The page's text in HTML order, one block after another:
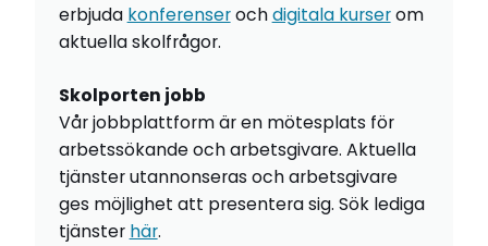
erbjuda konferenserochdigitala kurserom
aktuella skolfrågor.
Skolporten jobb
Vår jobbplattform är en mötesplats för
arbetssökande och arbetsgivare. Aktuella
tjänster utannonseras och arbetsgivare
ges möjlighet att presentera sig. Sök lediga
tjänster här.